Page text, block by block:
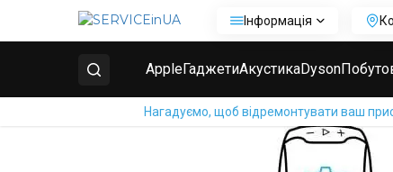
Інформація
AppleГаджетиАкустикаDyson
Нагадуємо, щоб відремонтувати ваш
Головна Ремонт колонок Bose SoundLink